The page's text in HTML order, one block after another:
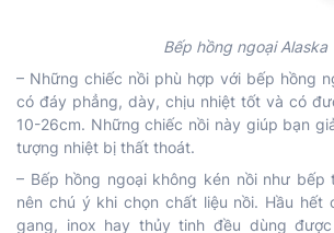
Bếp hồng ngoại Alaska
– Những chiếc nồi phù hợp với bếp hồng
có đáy phẳng, dày, chịu nhiệt tốt và có
10-26cm. Những chiếc nồi này giúp bạn
tượng nhiệt bị thất thoát.
– Bếp hồng ngoại không kén nồi như bếp
nên chú ý khi chọn chất liệu nồi. Hầu hết
gang, inox hay thủy tinh đều dùng